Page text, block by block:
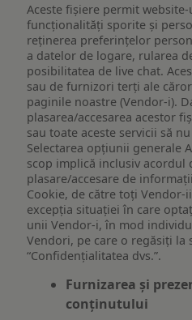
Aceste fișiere permit
funcționalități sporite și
reţinerea preferinţelor
a datelor de logare, rularea
posibilitatea de live chat.
sau de furnizori terți ale
paginile noastre (Vendor-i).
plasarea/accesarea acestor
sau toate aceste servicii să
Selectarea opțiunii generale
scop implică inclusiv acordul
plasare/accesare de
Cookie, de către toți Vendor-
excepția situației în care
unii Vendor-i, în mod
Vendori, pe care o regăsiți la
“Confidențialitatea dvs.”.
Furnizarea și
conținutului